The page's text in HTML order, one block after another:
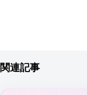
関連記事